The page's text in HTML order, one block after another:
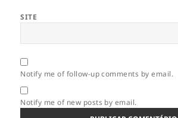
SITE
Notify me of follow-up comments by email.
Notify me of new posts by email.